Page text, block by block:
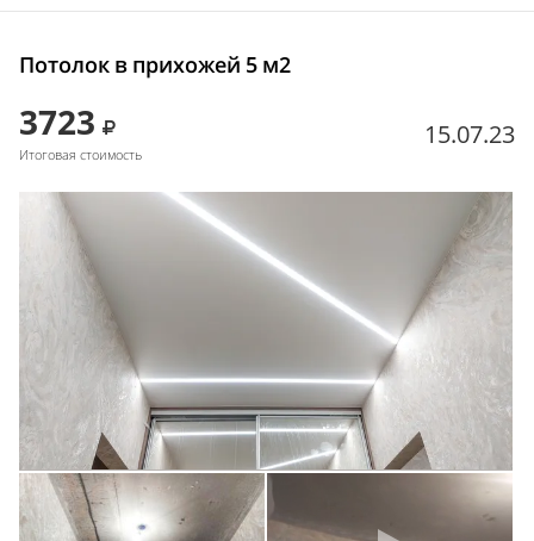
Потолок в прихожей 5 м2
3723
Итоговая стоимость
15.07.23